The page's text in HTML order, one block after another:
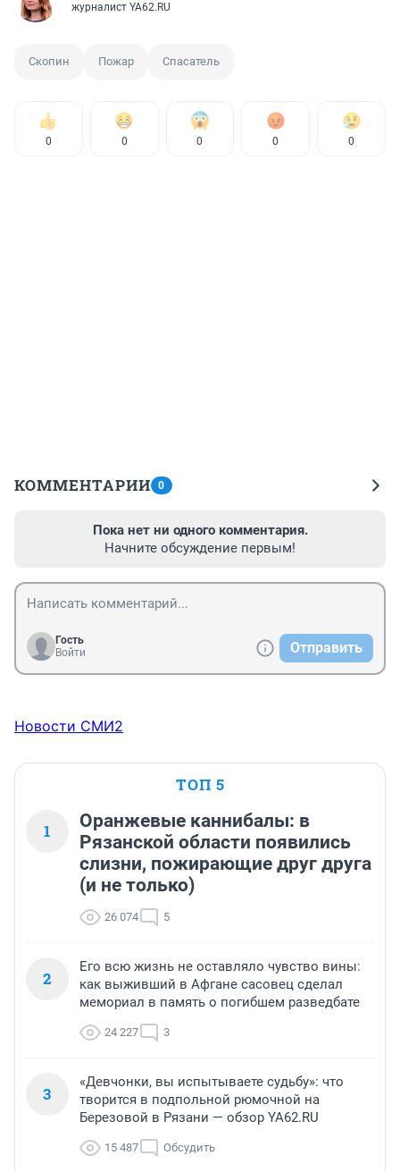
журналист YA62.RU
Скопин Пожар Спасатель
0 0 0 0 0
КОММЕНТАРИИ 0
Пока нет ни одного комментария.
Начните обсуждение первым!
Гость
Войти
Отправить
Новости СМИ2
ТОП 5
1
Оранжевые каннибалы: в
Рязанской области появились
слизни, пожирающие друг друга
(и не только)
26 074 5
2
Его всю жизнь не оставляло чувство вины:
как выживший в Афгане сасовец сделал
мемориал в память о погибшем разведбате
24 227 3
3
«Девчонки, вы испытываете судьбу»: что
творится в подпольной рюмочной на
Березовой в Рязани — обзор YA62.RU
15 487 Обсудить